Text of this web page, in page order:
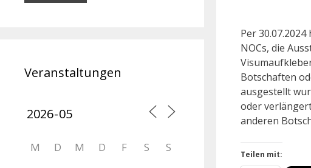
Per
NOCs, die
Botschaften
ausgestellt
oder
anderen
Teilen mit:
Veranstaltungen
M D M D F S S